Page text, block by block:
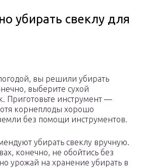
убирать свеклу для
вы решили убирать
выберите сухой
Приготовьте инструмент —
корнеплоды хорошо
без помощи инструментов.
убирать свеклу вручную.
конечно, не обойтись без
урожай на хранение убирать в